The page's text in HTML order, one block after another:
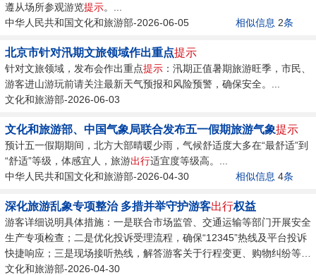
遵从场所参观游览提示。...
中华人民共和国文化和旅游部-2026-06-05
相似信息 2条
北京市针对汛期文旅领域作出重点提示
针对文旅领域，发布会作出重点提示 ：汛期正值暑期旅游旺季，市民、
游客进山游玩前请关注最新天气预报和风险预警，确保安全。...
文化和旅游部-2026-06-03
文化和旅游部、中国气象局联合发布五一假期旅游气象提示
预计五一假期期间，北方大部晴暖少雨，气候舒适度大多在“最舒适”到
“舒适”等级，体感宜人，旅游出行适宜度等级高。...
中华人民共和国文化和旅游部-2026-04-30
相似信息 4条
深化旅游乱象专项整治 多措并举守护游客出行权益
游客详细说明具体措施：一是联合市场监管、交通运输等部门开展安全
生产专项检查；二是优化投诉受理流程，确保“12345”热线及平台投诉
快捷响应；三是现场接听热线，解答游客关于行程变更、购物纠纷等疑
问，提示出行注意事项，指导游客理性消费、依法维权。...
文化和旅游部-2026-04-30